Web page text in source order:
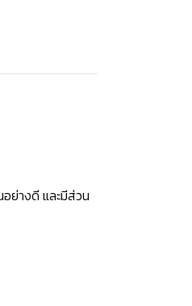
ย่างดี และมีส่วน